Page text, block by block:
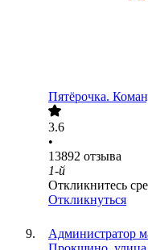
Пятёрочка.
3.6
•
13892 отзыва
1-й
Откликнитесь
Откликнуться
Администратор